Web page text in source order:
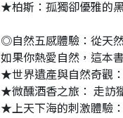
★柏斯：孤獨卻優雅的
◎自然五感體驗：從天
如果你熱愛自然，這本
★世界遺產與自然奇觀
★微醺酒香之旅： 走訪
★上天下海的刺激體驗